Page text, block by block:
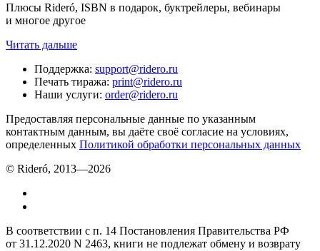
Плюсы Rideró, ISBN в подарок, буктрейлеры, вебинары
и многое другое
Читать дальше
Поддержка: support@ridero.ru
Печать тиража: print@ridero.ru
Наши услуги: order@ridero.ru
Предоставляя персональные данные по указанным
контактным данным, вы даёте своё согласие на условиях,
определенных Политикой обработки персональных данных
© Rideró, 2013—2026
В соответствии с п. 14 Постановления Правительства РФ
от 31.12.2020 N 2463, книги не подлежат обмену и возврату